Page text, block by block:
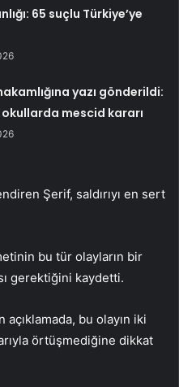
65 suçlu Türkiye’ye
yazı gönderildi:
mescid kararı
Şerif, saldırıyı en sert
bu tür olayların bir
gerektiğini kaydetti.
açıklamada, bu olayın iki
örtüşmediğine dikkat